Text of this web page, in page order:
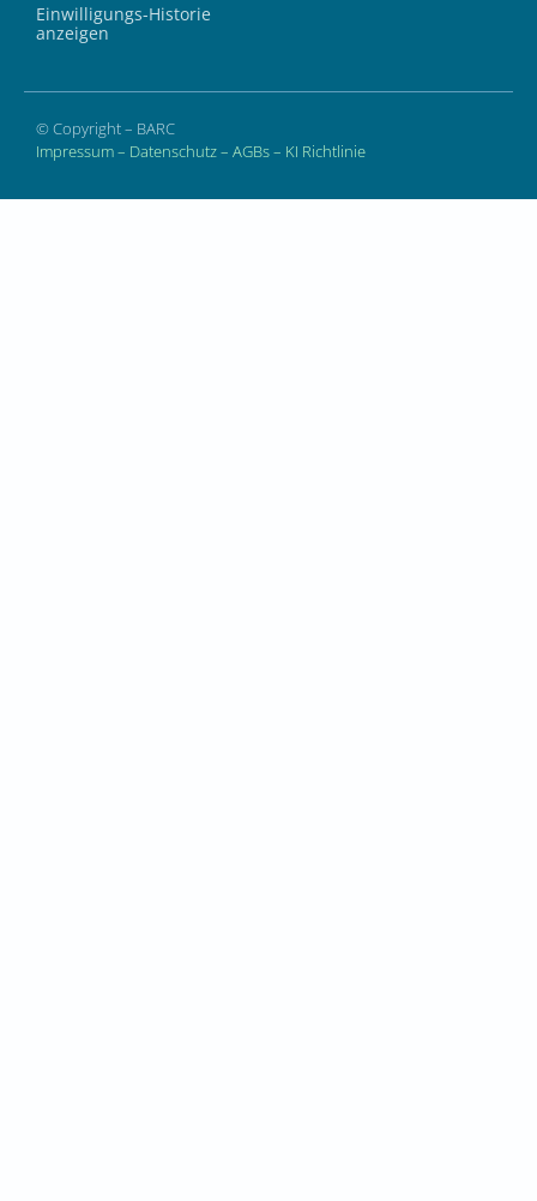
Einwilligungs-Historie
anzeigen
© Copyright – BARC
Impressum– Datenschutz– AGBs– KI Richtlinie